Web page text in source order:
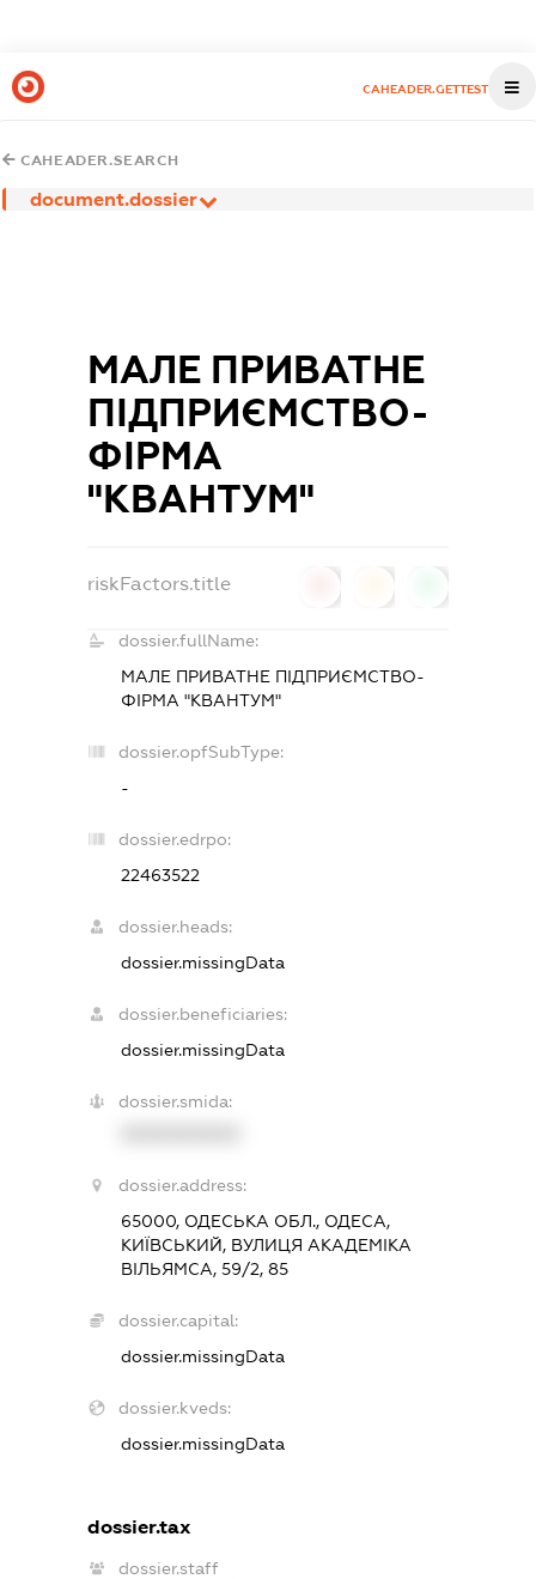
CAHEADER.GETTEST
CAHEADER.SEARCH
document.dossier
МАЛЕ ПРИВАТНЕ
ПІДПРИЄМСТВО-
ФІРМА
"КВАНТУМ"
riskFactors.title
dossier.fullName:
МАЛЕ ПРИВАТНЕ ПІДПРИЄМСТВО-
ФІРМА "КВАНТУМ"
dossier.opfSubType:
-
dossier.edrpo:
22463522
dossier.heads:
dossier.missingData
dossier.beneficiaries:
dossier.missingData
dossier.smida:
dossier.address:
65000, ОДЕСЬКА ОБЛ., ОДЕСА,
КИЇВСЬКИЙ, ВУЛИЦЯ АКАДЕМІКА
ВІЛЬЯМСА, 59/2, 85
dossier.capital:
dossier.missingData
dossier.kveds:
dossier.missingData
dossier.tax
dossier.staff